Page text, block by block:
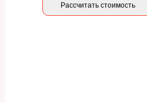
Рассчитать стоимость